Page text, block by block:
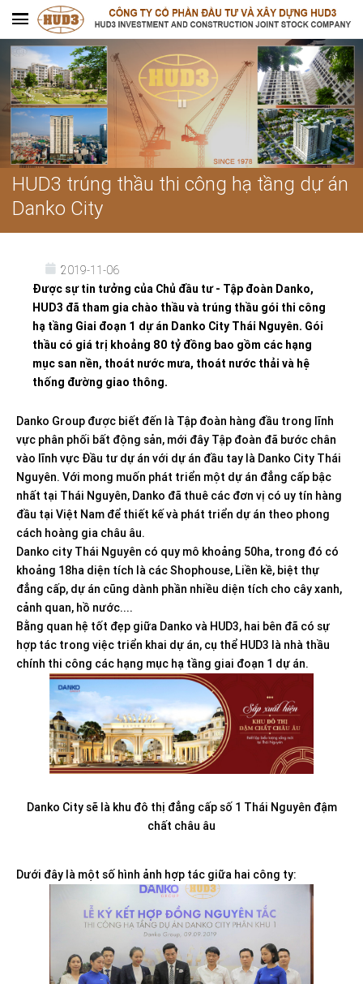
HUD3 trúng thầu thi công hạ tầng dự án
Danko City
2019-11-06
Được sự tin tưởng của Chủ đầu tư - Tập đoàn Danko,
HUD3 đã tham gia chào thầu và trúng thầu gói thi công
hạ tầng Giai đoạn 1 dự án Danko City Thái Nguyên. Gói
thầu có giá trị khoảng 80 tỷ đồng bao gồm các hạng
mục san nền, thoát nước mưa, thoát nước thải và hệ
thống đường giao thông.
Danko Group được biết đến là Tập đoàn hàng đầu trong lĩnh
vực phân phối bất động sản, mới đây Tập đoàn đã bước chân
vào lĩnh vực Đầu tư dự án với dự án đầu tay là Danko City Thái
Nguyên. Với mong muốn phát triển một dự án đẳng cấp bậc
nhất tại Thái Nguyên, Danko đã thuê các đơn vị có uy tín hàng
đầu tại Việt Nam để thiết kế và phát triển dự án theo phong
cách hoàng gia châu âu.
Danko city Thái Nguyên có quy mô khoảng 50ha, trong đó có
khoảng 18ha diện tích là các Shophouse, Liền kề, biệt thự
đẳng cấp, dự án cũng dành phần nhiều diện tích cho cây xanh,
cảnh quan, hồ nước....
Bằng quan hệ tốt đẹp giữa Danko và HUD3, hai bên đã có sự
hợp tác trong việc triển khai dự án, cụ thể HUD3 là nhà thầu
chính thi công các hạng mục hạ tầng giai đoạn 1 dự án.
Danko City sẽ là khu đô thị đẳng cấp số 1 Thái Nguyên đậm
chất châu âu
Dưới đây là một số hình ảnh hợp tác giữa hai công ty: